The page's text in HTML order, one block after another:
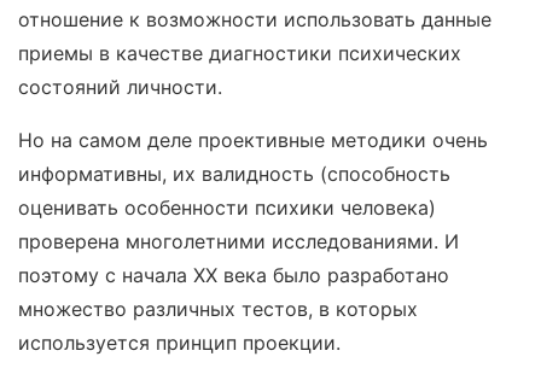
отношение к возможности использовать данные
приемы в качестве диагностики психических
состояний личности.
Но на самом деле проективные методики очень
информативны, их валидность (способность
оценивать особенности психики человека)
проверена многолетними исследованиями. И
поэтому с начала XX века было разработано
множество различных тестов, в которых
используется принцип проекции.